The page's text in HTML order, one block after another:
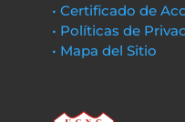
• Certificado de
• Políticas de
• Mapa del Sitio